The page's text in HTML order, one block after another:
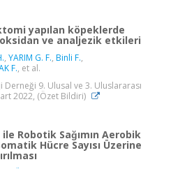
yapılan köpeklerde
ve analjezik etkileri
, YARIM G. F., Binli F.,
F., et al.
9. Ulusal ve 3. Uluslararası
2022, (Özet Bildiri)
Robotik Sağımın Aerobik
Hücre Sayısı Üzerine